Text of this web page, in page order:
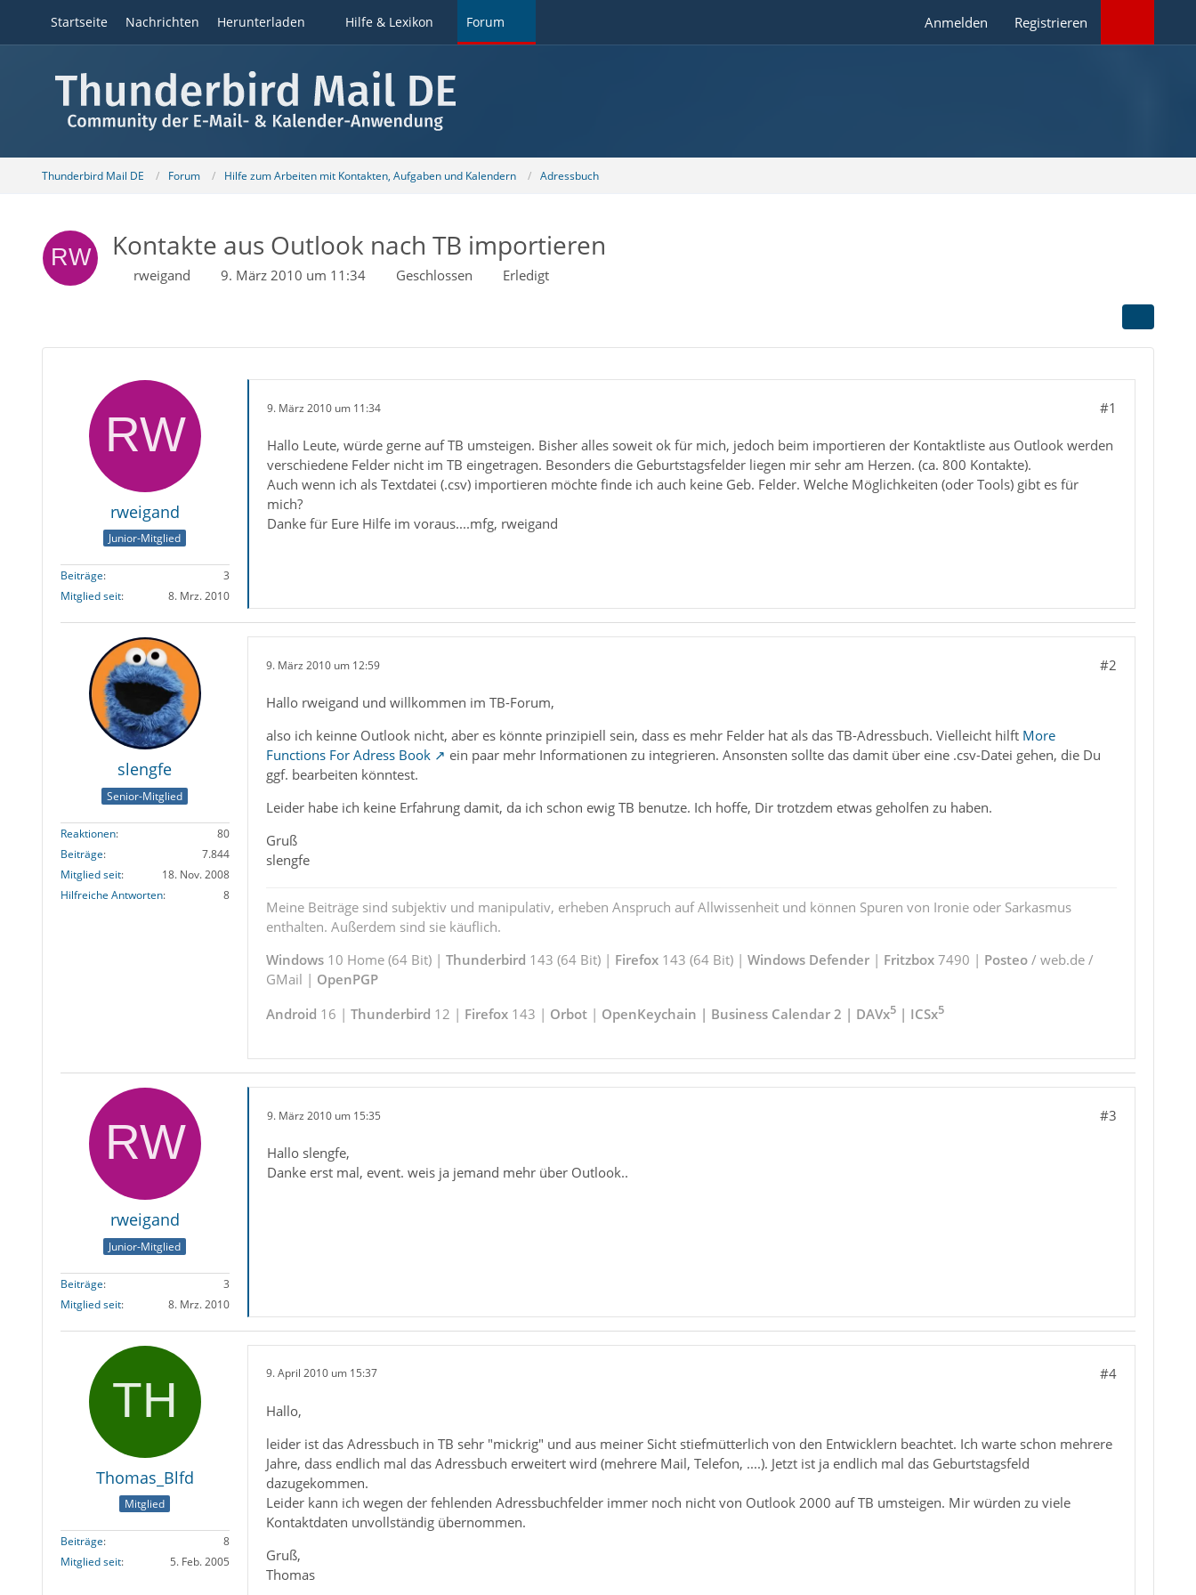
Startseite Nachrichten Herunterladen Hilfe & Lexikon Forum Anmelden Registrieren
Thunderbird Mail DE Forum Hilfe zum Arbeiten mit Kontakten, Aufgaben und Kalendern Adressbuch
Kontakte aus Outlook nach TB importieren
rweigand 9. März 2010 um 11:34 Geschlossen Erledigt
rweigand
Junior-Mitglied
Beiträge
3
Mitglied seit
8. Mrz. 2010
9. März 2010 um 11:34 #1
Hallo Leute, würde gerne auf TB umsteigen. Bisher alles soweit ok für mich, jedoch beim importieren der Kontaktliste aus Outlook werden
verschiedene Felder nicht im TB eingetragen. Besonders die Geburtstagsfelder liegen mir sehr am Herzen. (ca. 800 Kontakte).
Auch wenn ich als Textdatei (.csv) importieren möchte finde ich auch keine Geb. Felder. Welche Möglichkeiten (oder Tools) gibt es für
mich?
Danke für Eure Hilfe im voraus....mfg, rweigand
slengfe
Senior-Mitglied
Reaktionen
80
Beiträge
7.844
Mitglied seit
18. Nov. 2008
Hilfreiche Antworten
8
9. März 2010 um 12:59 #2
Hallo rweigand und willkommen im TB-Forum,
also ich keinne Outlook nicht, aber es könnte prinzipiell sein, dass es mehr Felder hat als das TB-Adressbuch. Vielleicht hilft More
Functions For Adress Book
ein paar mehr Informationen zu integrieren. Ansonsten sollte das damit über eine .csv-Datei gehen, die Du
ggf. bearbeiten könntest.
Leider habe ich keine Erfahrung damit, da ich schon ewig TB benutze. Ich hoffe, Dir trotzdem etwas geholfen zu haben.
Gruß
slengfe
Meine Beiträge sind subjektiv und manipulativ, erheben Anspruch auf Allwissenheit und können Spuren von Ironie oder Sarkasmus
enthalten. Außerdem sind sie käuflich.
Windows10 Home (64 Bit) | Thunderbird 143 (64 Bit) | Firefox143 (64 Bit) | Windows Defender| Fritzbox7490 | Posteo/ web.de /
GMail | OpenPGP
Android 16 | Thunderbird 12 | Firefox143 | Orbot| OpenKeychain | Business Calendar 2 | DAVx5| ICSx5
rweigand
Junior-Mitglied
Beiträge
3
Mitglied seit
8. Mrz. 2010
9. März 2010 um 15:35 #3
Hallo slengfe,
Danke erst mal, event. weis ja jemand mehr über Outlook..
Thomas_Blfd
Mitglied
Beiträge
8
Mitglied seit
5. Feb. 2005
9. April 2010 um 15:37 #4
Hallo,
leider ist das Adressbuch in TB sehr "mickrig" und aus meiner Sicht stiefmütterlich von den Entwicklern beachtet. Ich warte schon mehrere
Jahre, dass endlich mal das Adressbuch erweitert wird (mehrere Mail, Telefon, ....). Jetzt ist ja endlich mal das Geburtstagsfeld
dazugekommen.
Leider kann ich wegen der fehlenden Adressbuchfelder immer noch nicht von Outlook 2000 auf TB umsteigen. Mir würden zu viele
Kontaktdaten unvollständig übernommen.
Gruß,
Thomas